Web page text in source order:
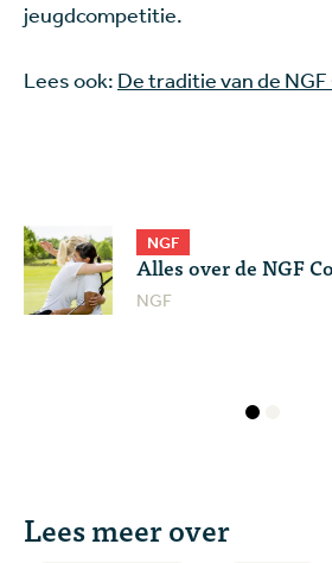
jeugdcompetitie.
Lees ook: De traditie van de
NGF
Alles over de NGF
NGF
Lees meer over